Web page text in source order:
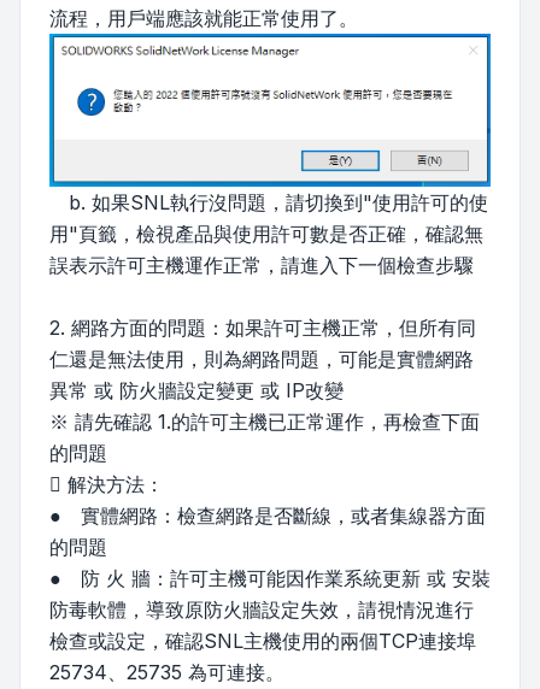
流程，用戶端應該就能正常使用了。
b. 如果SNL執行沒問題，請切換到"使用許可的使
用"頁籤，檢視產品與使用許可數是否正確，確認無
誤表示許可主機運作正常，請進入下一個檢查步驟
2. 網路方面的問題：如果許可主機正常，但所有同
仁還是無法使用，則為網路問題，可能是實體網路
異常 或 防火牆設定變更 或 IP改變
※ 請先確認 1.的許可主機已正常運作，再檢查下面
的問題
 解決方法：
● 實體網路：檢查網路是否斷線，或者集線器方面
的問題
● 防 火 牆：許可主機可能因作業系統更新 或 安裝
防毒軟體，導致原防火牆設定失效，請視情況進行
檢查或設定，確認SNL主機使用的兩個TCP連接埠
25734、25735 為可連接。